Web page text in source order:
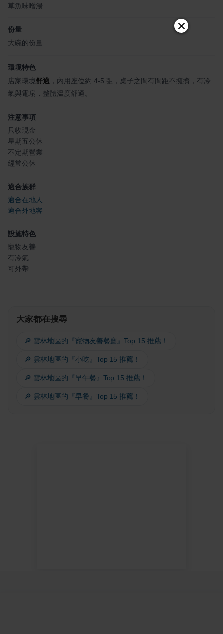
草魚味噌湯
份量
大碗的份量
環境特色
店家環境舒適 ，內用座位約 4-5 張，桌子之間有間距不擁擠，有冷
氣與電扇，整體溫度舒適。
注意事項
只收現金
星期五公休
不定期營業
經常公休
適合族群
適合在地人
適合外地客
設施特色
寵物友善
有冷氣
可外帶
大家都在搜尋
🔎 雲林地區的『寵物友善餐廳』Top 15 推薦！
🔎 雲林地區的『小吃』Top 15 推薦！
🔎 雲林地區的『早午餐』Top 15 推薦！
🔎 雲林地區的『早餐』Top 15 推薦！